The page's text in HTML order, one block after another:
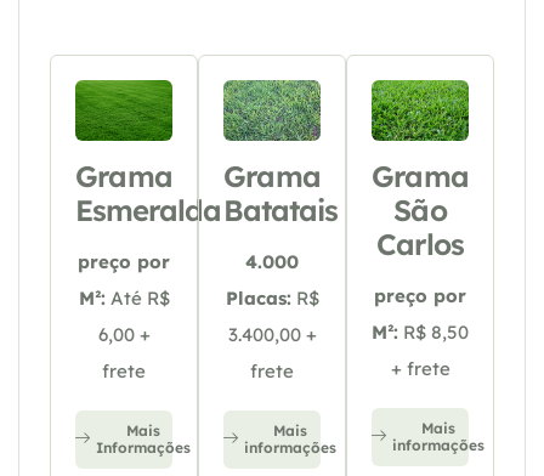
Grama
Esmeralda
preço por
M²: Até R$
6,00 +
frete
Mais
Informações
Grama
Batatais
4.000
Placas: R$
3.400,00 +
frete
Mais
informações
Grama
São
Carlos
preço por
M²: R$ 8,50
+ frete
Mais
informações